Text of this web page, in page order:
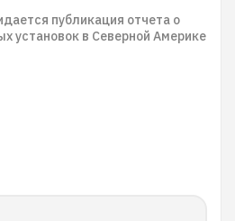
публикация отчета о
установок в Северной Америке